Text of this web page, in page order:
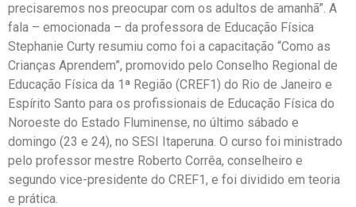
precisaremos nos preocupar com os adultos de amanhã”. A
fala – emocionada – da professora de Educação Física
Stephanie Curty resumiu como foi a capacitação “Como as
Crianças Aprendem”, promovido pelo Conselho Regional de
Educação Física da 1ª Região (CREF1) do Rio de Janeiro e
Espírito Santo para os profissionais de Educação Física do
Noroeste do Estado Fluminense, no último sábado e
domingo (23 e 24), no SESI Itaperuna. O curso foi ministrado
pelo professor mestre Roberto Corrêa, conselheiro e
segundo vice-presidente do CREF1, e foi dividido em teoria
e prática.